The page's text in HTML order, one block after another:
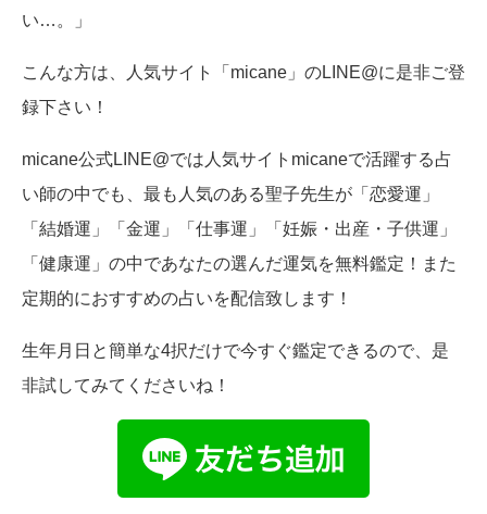
い…。」
こんな方は、人気サイト「micane」のLINE@に是非ご登
録下さい！
micane公式LINE@では人気サイトmicaneで活躍する占
い師の中でも、最も人気のある聖子先生が「恋愛運」
「結婚運」「金運」「仕事運」「妊娠・出産・子供運」
「健康運」の中であなたの選んだ運気を無料鑑定！また
定期的におすすめの占いを配信致します！
生年月日と簡単な4択だけで今すぐ鑑定できるので、是
非試してみてくださいね！